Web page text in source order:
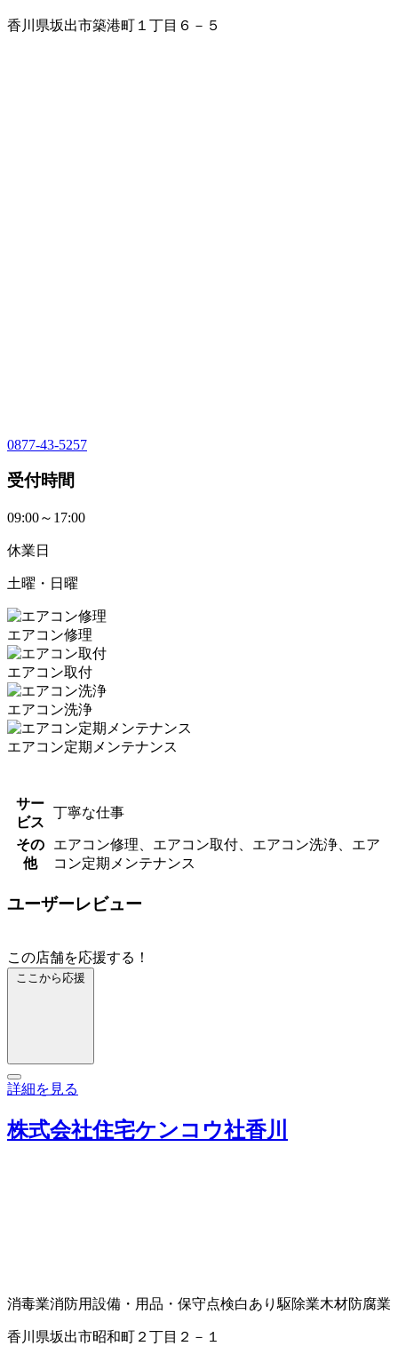
香川県坂出市築港町１丁目６－５
0877-43-5257
受付時間
09:00～17:00
休業日
土曜・日曜
エアコン修理
エアコン取付
エアコン洗浄
エアコン定期メンテナンス
サー
ビス
丁寧な仕事
その
他
エアコン修理、エアコン取付、エアコン洗浄、エア
コン定期メンテナンス
ユーザーレビュー
この店舗を応援する！
ここから応援
詳細を見る
株式会社住宅ケンコウ社香川
消毒業消防用設備・用品・保守点検白あり駆除業木材防腐業
香川県坂出市昭和町２丁目２－１